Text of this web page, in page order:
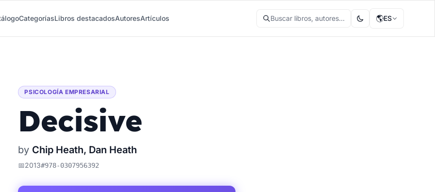
CategoríasLibros destacadosAutoresArtículos Buscar libros, autores... 🌎ES
PSICOLOGÍA EMPRESARIAL
Decisive
by Chip Heath, Dan Heath
📅2013#978-0307956392